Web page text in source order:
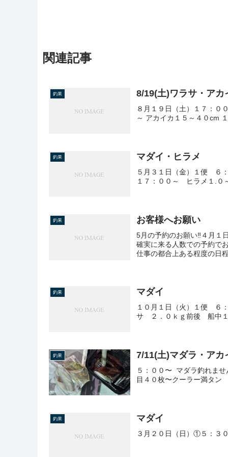
関連記事
釣果 8/19(土)ワラサ・アカ
８月１９日（土）１７：０
～ アカイカ１５～４０cm
釣果 マダイ・ヒラメ
５月３１日（金）１便 ６
１７：００～ ヒラメ１.
釣果 お客様へお願い
5月の予約のお願い‼４月１
確実に来る人数での予約で
仕事の都合上ある程度の日
釣果 マダイ
１０月１日（火）１便 ６
サ ２．０ｋｇ前後 船中
釣果 7/11(土)マダラ・アカ
５：００〜 マダラ釣れま
目４０枚〜クーラー満タン
釣果 マダイ
３月２０日（日）①５：３